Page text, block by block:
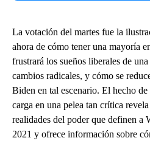
La votación del martes fue la
ahora de cómo tener una mayoría
frustrará los sueños liberales de
cambios radicales, y cómo se
Biden en tal escenario. El hecho
carga en una pelea tan crítica
realidades del poder que definen a
2021 y ofrece información sobre